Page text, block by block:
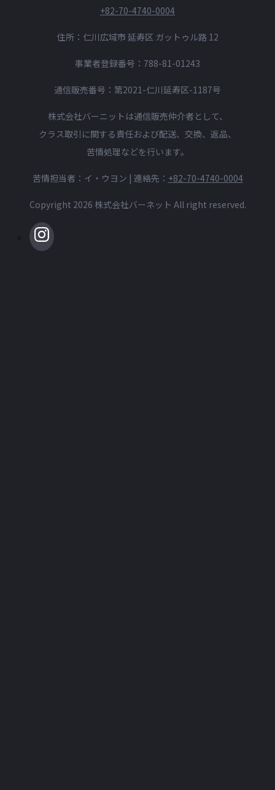
+82-70-4740-0004
住所：仁川広域市 延寿区 ガットゥル路 12
事業者登録番号：788-81-01243
通信販売番号：第2021-仁川延寿区-1187号
株式会社バーニットは通信販売仲介者として、
クラス取引に関する責任および配送、交換、返品、
苦情処理などを行います。
苦情担当者：イ・ウヨン | 連絡先： +82-70-4740-0004
Copyright 2026 株式会社バーネット All right reserved.